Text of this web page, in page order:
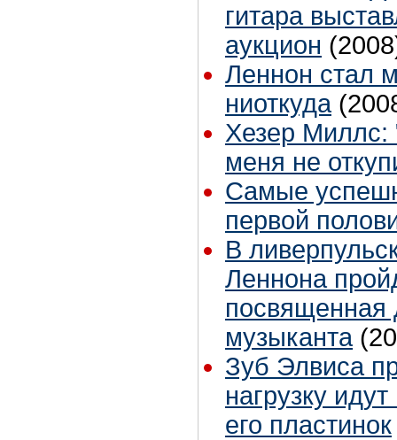
гитара
аукцион
Леннон стал
ниоткуда
Хезер Миллс:
меня не
Самые
первой
В
Леннона
посвященная
музыканта
Зуб Элвиса
нагрузку
его пластинок